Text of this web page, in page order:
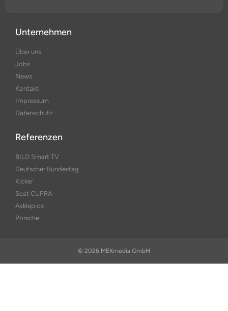
Unternehmen
Über uns
Jobs
News
Kontakt
Impressum
Datenschutz
Referenzen
BILD Smart TV
Deutscher Bundestag
Kicker
Seat CUPRA
Asklepios
Porsche
© 2026 MEKmedia GmbH